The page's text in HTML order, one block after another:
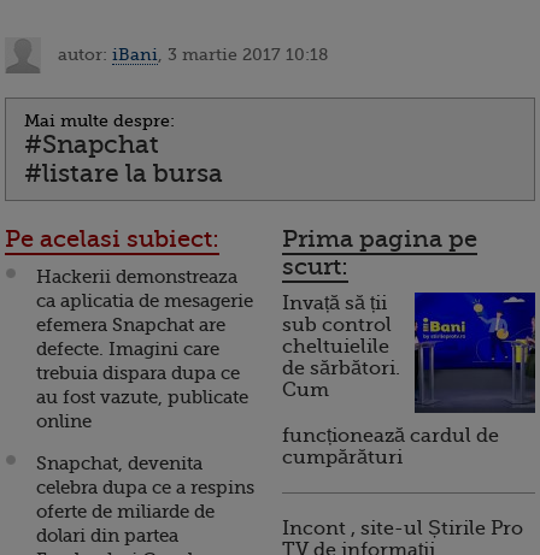
autor: iBani , 3 martie 2017 10:18
Mai multe despre:
#Snapchat
#listare la bursa
Pe acelasi subiect:
Hackerii demonstreaza
ca aplicatia de mesagerie
efemera Snapchat are
defecte. Imagini care
trebuia dispara dupa ce
au fost vazute, publicate
online
Snapchat, devenita
celebra dupa ce a respins
oferte de miliarde de
dolari din partea
Prima pagina pe
scurt:
Invață să ții
sub control
cheltuielile
de sărbători.
Cum
funcționează cardul de
cumpărături
Incont , site-ul Știrile Pro
TV de informații